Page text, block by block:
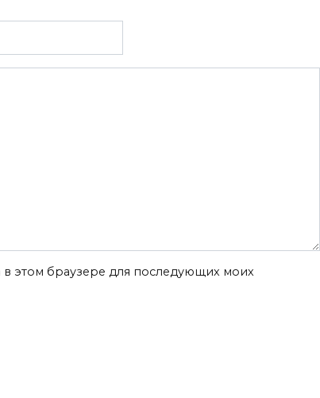
в этом браузере для последующих моих